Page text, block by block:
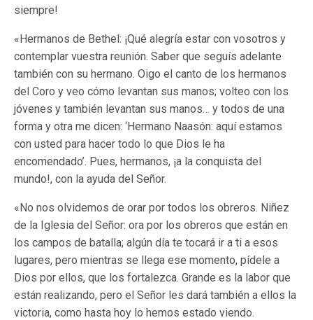
siempre!
«Hermanos de Bethel: ¡Qué alegría estar con vosotros y
contemplar vuestra reunión. Saber que seguís adelante
también con su hermano. Oigo el canto de los hermanos
del Coro y veo cómo levantan sus manos; volteo con los
jóvenes y también levantan sus manos… y todos de una
forma y otra me dicen: ‘Hermano Naasón: aquí estamos
con usted para hacer todo lo que Dios le ha
encomendado’. Pues, hermanos, ¡a la conquista del
mundo!, con la ayuda del Señor.
«No nos olvidemos de orar por todos los obreros. Niñez
de la Iglesia del Señor: ora por los obreros que están en
los campos de batalla; algún día te tocará ir a ti a esos
lugares, pero mientras se llega ese momento, pídele a
Dios por ellos, que los fortalezca. Grande es la labor que
están realizando, pero el Señor les dará también a ellos la
victoria, como hasta hoy lo hemos estado viendo.